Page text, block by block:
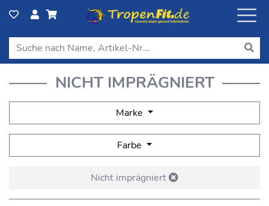
NICHT IMPRÄGNIERT
Marke
Farbe
Nicht imprägniert